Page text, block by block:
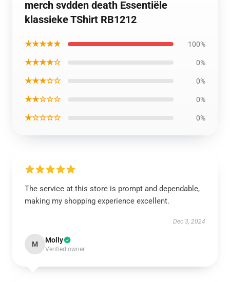
merch svdden death Essentiële
klassieke TShirt RB1212
★★★★★ 100%
★★★★☆ 0%
★★★☆☆ 0%
★★☆☆☆ 0%
★☆☆☆☆ 0%
The service at this store is prompt and dependable,
making my shopping experience excellent.
Dec 3, 2024
M Molly
Verified owner